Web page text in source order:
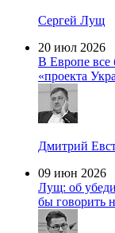
Сергей Лущ
20 июл 2026
В Европе все
«проекта
Дмитрий
09 июн 2026
Лущ: об
бы говорить